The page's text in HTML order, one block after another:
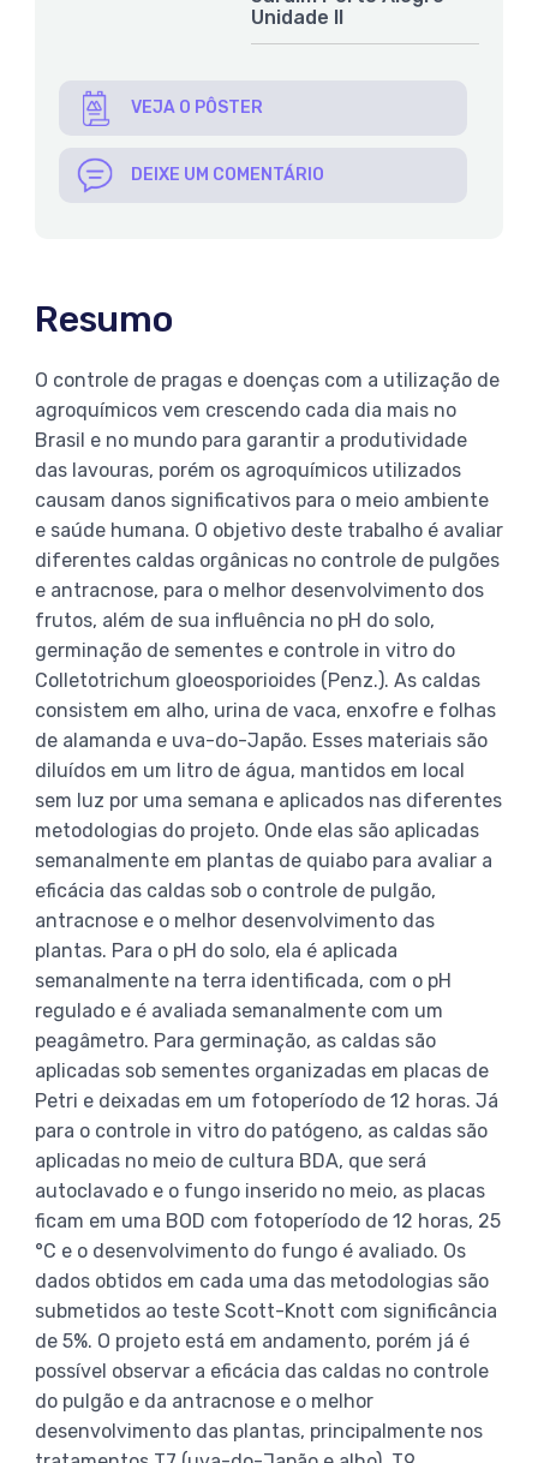
Unidade II
VEJA O PÔSTER
DEIXE UM COMENTÁRIO
Resumo
O controle de pragas e doenças com a utilização de
agroquímicos vem crescendo cada dia mais no
Brasil e no mundo para garantir a produtividade
das lavouras, porém os agroquímicos utilizados
causam danos significativos para o meio ambiente
e saúde humana. O objetivo deste trabalho é avaliar
diferentes caldas orgânicas no controle de pulgões
e antracnose, para o melhor desenvolvimento dos
frutos, além de sua influência no pH do solo,
germinação de sementes e controle in vitro do
Colletotrichum gloeosporioides (Penz.). As caldas
consistem em alho, urina de vaca, enxofre e folhas
de alamanda e uva-do-Japão. Esses materiais são
diluídos em um litro de água, mantidos em local
sem luz por uma semana e aplicados nas diferentes
metodologias do projeto. Onde elas são aplicadas
semanalmente em plantas de quiabo para avaliar a
eficácia das caldas sob o controle de pulgão,
antracnose e o melhor desenvolvimento das
plantas. Para o pH do solo, ela é aplicada
semanalmente na terra identificada, com o pH
regulado e é avaliada semanalmente com um
peagâmetro. Para germinação, as caldas são
aplicadas sob sementes organizadas em placas de
Petri e deixadas em um fotoperíodo de 12 horas. Já
para o controle in vitro do patógeno, as caldas são
aplicadas no meio de cultura BDA, que será
autoclavado e o fungo inserido no meio, as placas
ficam em uma BOD com fotoperíodo de 12 horas, 25
°C e o desenvolvimento do fungo é avaliado. Os
dados obtidos em cada uma das metodologias são
submetidos ao teste Scott-Knott com significância
de 5%. O projeto está em andamento, porém já é
possível observar a eficácia das caldas no controle
do pulgão e da antracnose e o melhor
desenvolvimento das plantas, principalmente nos